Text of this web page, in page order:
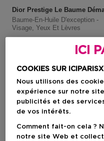
Dior Prestige Le Baume
Baume-En-Huile D'exception -
Visage, Yeux Et Lèvres
Prix de vente conseillé123,00
ICI
COOKIES SUR
Nous utilisons des
expérience sur notre
publicités et des
de vos intérêts.
Comment fait-on cela ?
notre site Web et